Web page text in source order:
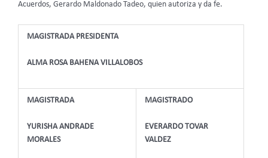
Acuerdos, Gerardo Maldonado Tadeo, quien autoriza y da fe.
MAGISTRADA PRESIDENTA
ALMA ROSA BAHENA VILLALOBOS
MAGISTRADA
YURISHA ANDRADE
MORALES
MAGISTRADO
EVERARDO TOVAR
VALDEZ